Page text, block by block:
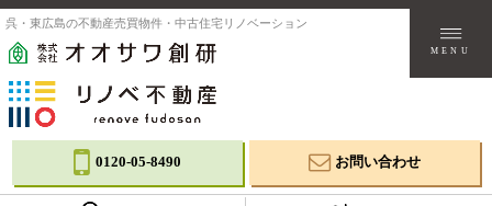
呉・東広島の不動産売買物件・中古住宅リノベーション
MENU
0120-05-8490 お問い合わせ